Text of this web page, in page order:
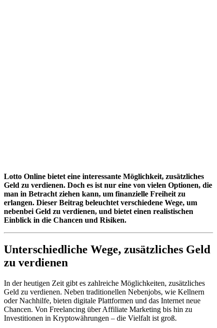
Lotto Online bietet eine interessante Möglichkeit, zusätzliches
Geld zu verdienen. Doch es ist nur eine von vielen Optionen, die
man in Betracht ziehen kann, um finanzielle Freiheit zu
erlangen. Dieser Beitrag beleuchtet verschiedene Wege, um
nebenbei Geld zu verdienen, und bietet einen realistischen
Einblick in die Chancen und Risiken.
Unterschiedliche Wege, zusätzliches Geld
zu verdienen
In der heutigen Zeit gibt es zahlreiche Möglichkeiten, zusätzliches
Geld zu verdienen. Neben traditionellen Nebenjobs, wie Kellnern
oder Nachhilfe, bieten digitale Plattformen und das Internet neue
Chancen. Von Freelancing über Affiliate Marketing bis hin zu
Investitionen in Kryptowährungen – die Vielfalt ist groß.